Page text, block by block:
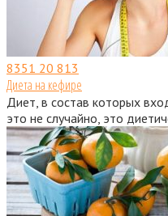
8351 20 813
Диета на кефире
Диет, в состав которых
это не случайно, это